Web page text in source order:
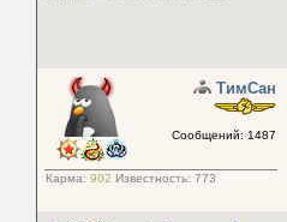
ТимСан
Сообщений: 1487
Карма: 902 Известность: 773